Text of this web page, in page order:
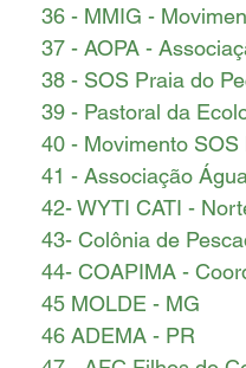
36 - MMIG -
37 - AOPA -
38 - SOS Praia do
39 - Pastoral da
40 - Movimento
41 - Associação
42- WYTI CATI -
43- Colônia de
44- COAPIMA -
45 MOLDE - MG
46 ADEMA - PR